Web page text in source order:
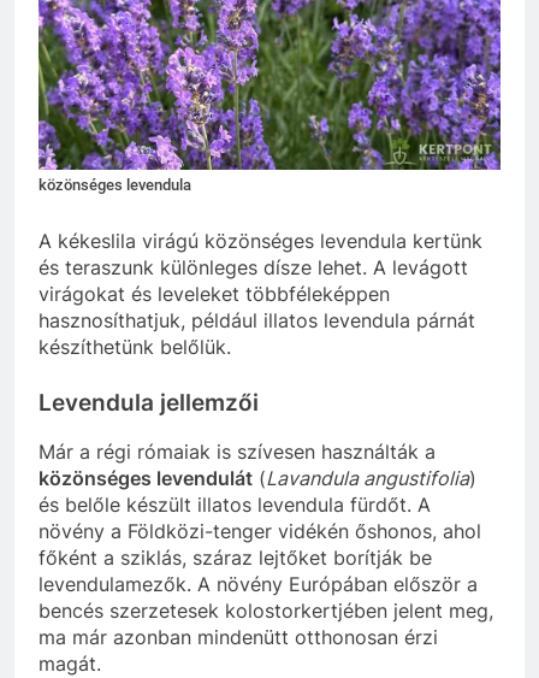
közönséges levendula
A kékeslila virágú közönséges levendula kertünk
és teraszunk különleges dísze lehet. A levágott
virágokat és leveleket többféleképpen
hasznosíthatjuk, például illatos levendula párnát
készíthetünk belőlük.
Levendula jellemzői
Már a régi rómaiak is szívesen használták a
közönséges levendulát (Lavandula angustifolia)
és belőle készült illatos levendula fürdőt. A
növény a Földközi-tenger vidékén őshonos, ahol
főként a sziklás, száraz lejtőket borítják be
levendulamezők. A növény Európában először a
bencés szerzetesek kolostorkertjében jelent meg,
ma már azonban mindenütt otthonosan érzi
magát.